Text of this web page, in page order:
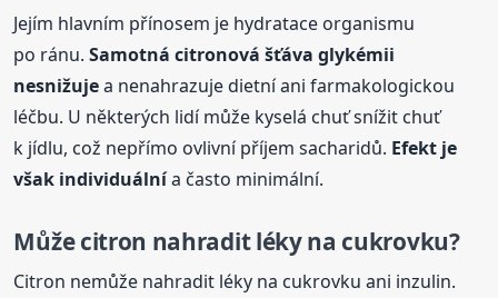
Jejím hlavním přínosem je hydratace organismu
po ránu.Samotná citronová šťáva glykémii
nesnižujea nenahrazuje dietní ani farmakologickou
léčbu. U některých lidí může kyselá chuť snížit chuť
k jídlu, což nepřímo ovlivní příjem sacharidů. Efekt je
však individuálnía často minimální.
Může citron nahradit léky na cukrovku?
Citron nemůže nahradit léky na cukrovku ani inzulin.